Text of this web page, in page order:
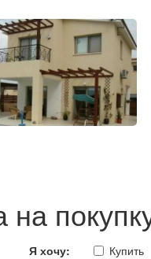
на
Я хочу:
Купить